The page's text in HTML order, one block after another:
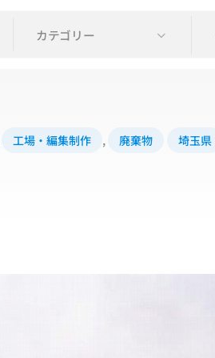
カテゴリー
工場・編集制作 , 廃棄物 埼玉県